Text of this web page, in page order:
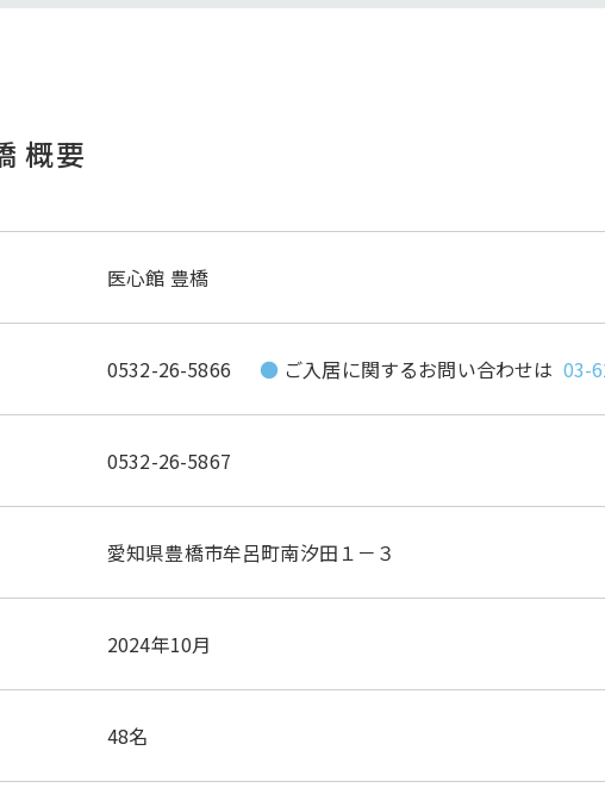
概要
医心館 豊橋
0532-26-5866 ご入居に関するお問い合わせは 03-
0532-26-5867
愛知県豊橋市牟呂町南汐田１－３
2024年10月
48名